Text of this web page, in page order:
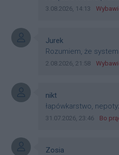
wszystkich? Bo
plastik czy inne bliki.
dyskryminację.
Data dodania
3.08.2026, 14:13 Źródło
Wybawienie dla
Autor komentarza:
Jurek
Treść komentarza:
Rozumiem, że
przetestowany.
przejazdów dadzą
teraz młode ludzie
Data dodania
2.08.2026, 21:58 Źródło
Wybawienie dla
Autor komentarza:
nikt
Treść komentarza:
łapówkarstwo,
norma w pge
zagorzali pisowcy
Data dodania
31.07.2026, 23:46 Bo prąd musi płynąć...
Autor komentarza:
Zosia